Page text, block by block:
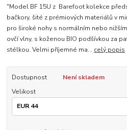
"Model BF 15U z Barefoot kolekce
bačkory, šité z prémiových materiálů v
pro široké nohy s normálním nebo
ovčí vlny, s koženou BIO podšívkou za
stélkou. Velmi příjemné ma... celý popis
Dostupnost
Není skladem
Velikost